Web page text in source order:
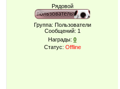
Рядовой
Группа: Пользователи
Сообщений: 1
Награды: 0
Статус: Offline